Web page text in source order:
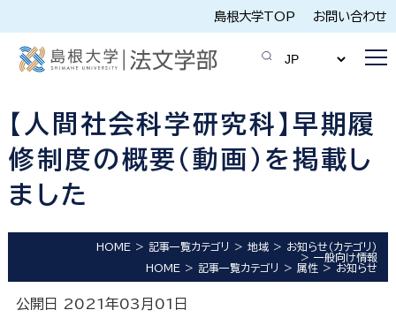
島根大学TOP お問い合わせ
【人間社会科学研究科】早期履
修制度の概要（動画）を掲載し
ました
HOME 記事一覧カテゴリ 地域
お知らせ（カテゴリ）
一般向け情報
HOME
記事一覧カテゴリ 属性 お知らせ
公開日 2021年03月01日